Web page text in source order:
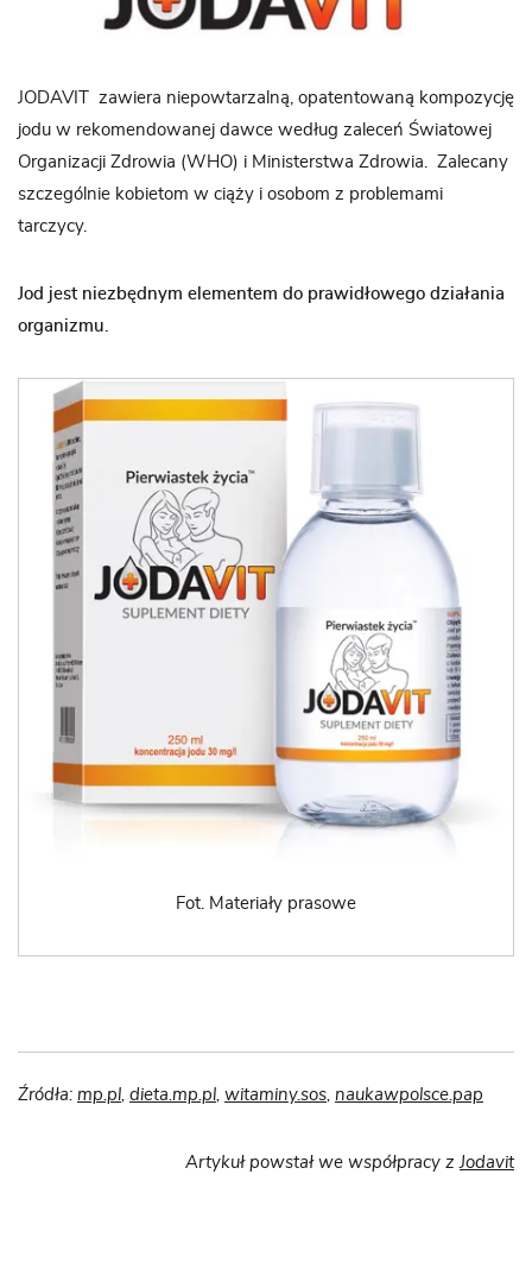
JODAVIT zawiera niepowtarzalną, opatentowaną kompozycję
jodu w rekomendowanej dawce według zaleceń Światowej
Organizacji Zdrowia (WHO) i Ministerstwa Zdrowia. Zalecany
szczególnie kobietom w ciąży i osobom z problemami
tarczycy.
Jod jest niezbędnym elementem do prawidłowego działania
organizmu.
Fot. Materiały prasowe
Źródła: mp.pl, dieta.mp.pl, witaminy.sos, naukawpolsce.pap
Artykuł powstał we współpracy zJodavit